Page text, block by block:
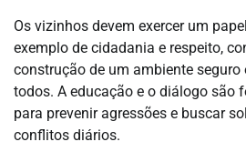
Os vizinhos devem exercer um
exemplo de cidadania e respeito,
construção de um ambiente seguro
todos. A educação e o diálogo são
para prevenir agressões e buscar
conflitos diários.